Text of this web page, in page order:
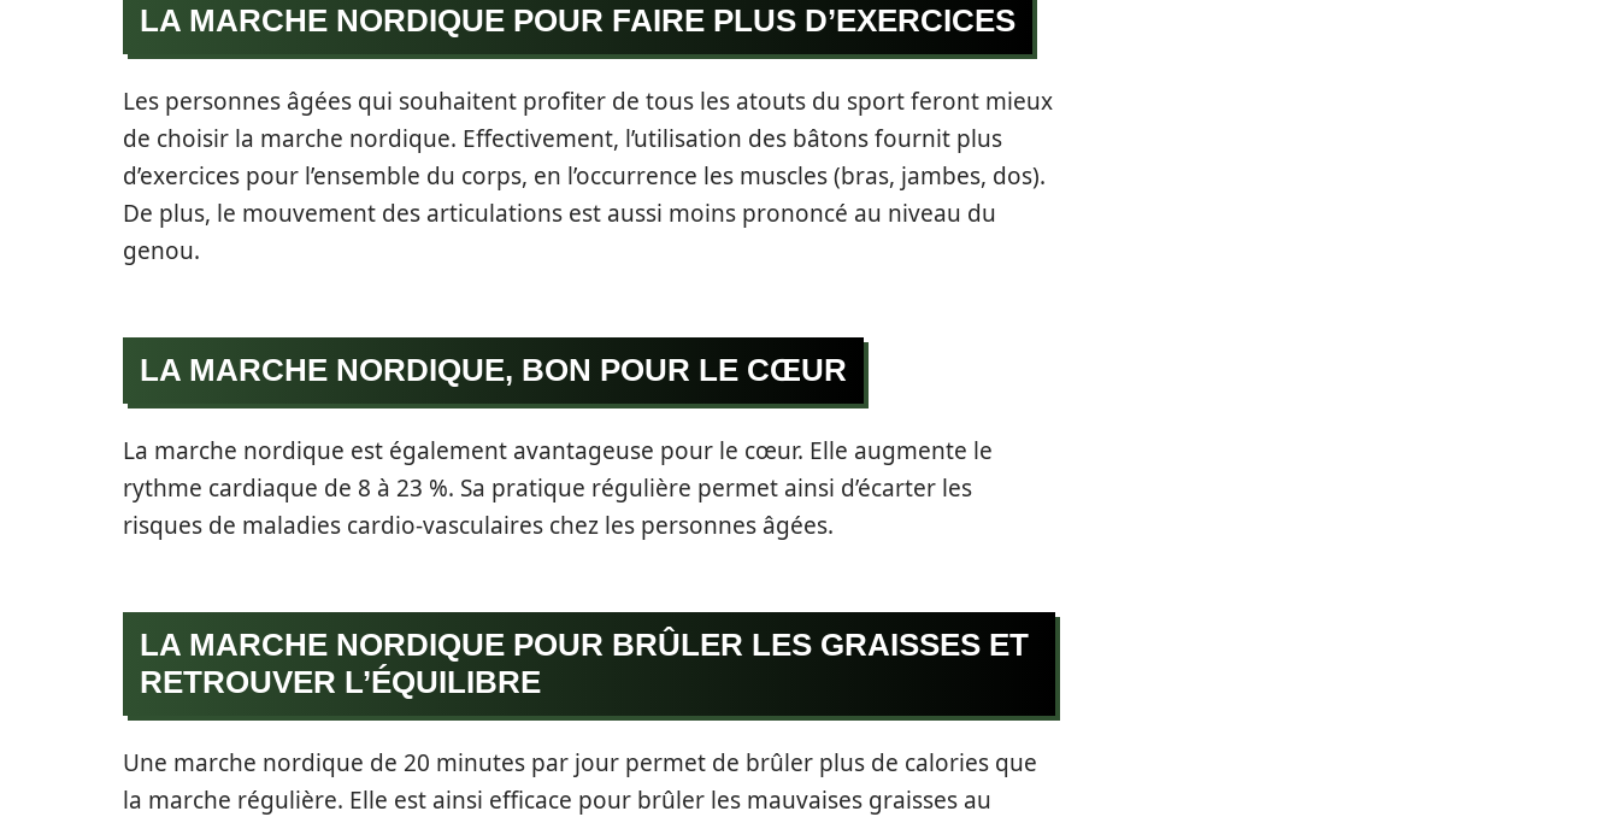
LA MARCHE NORDIQUE POUR FAIRE PLUS D’EXERCICES
Les personnes âgées qui souhaitent profiter de tous les atouts du sport feront mieux
de choisir la marche nordique. Effectivement, l’utilisation des bâtons fournit plus
d’exercices pour l’ensemble du corps, en l’occurrence les muscles (bras, jambes, dos).
De plus, le mouvement des articulations est aussi moins prononcé au niveau du
genou.
LA MARCHE NORDIQUE, BON POUR LE CŒUR
La marche nordique est également avantageuse pour le cœur. Elle augmente le
rythme cardiaque de 8 à 23 %. Sa pratique régulière permet ainsi d’écarter les
risques de maladies cardio-vasculaires chez les personnes âgées.
LA MARCHE NORDIQUE POUR BRÛLER LES GRAISSES ET
RETROUVER L’ÉQUILIBRE
Une marche nordique de 20 minutes par jour permet de brûler plus de calories que
la marche régulière. Elle est ainsi efficace pour brûler les mauvaises graisses au